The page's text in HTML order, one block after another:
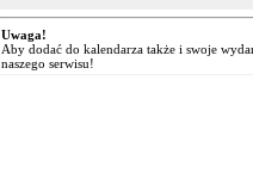
Uwaga!
Aby dodać do kalendarza także i swoje
naszego serwisu!